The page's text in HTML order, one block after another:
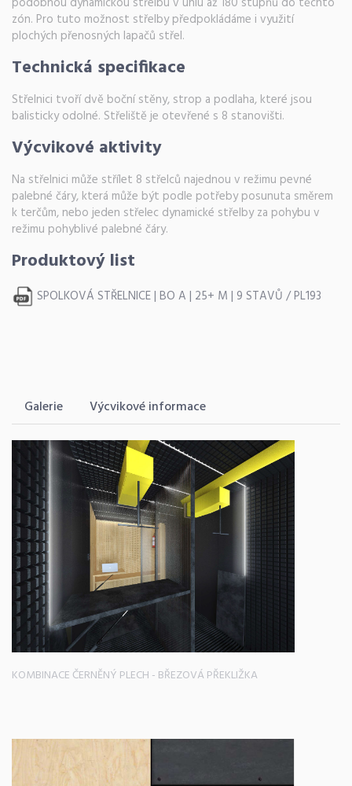
zón. Pro tuto možnost střelby předpokládáme i využití
plochých přenosných lapačů střel.
Technická specifikace
Střelnici tvoří dvě boční stěny, strop a podlaha, které jsou
balisticky odolné. Střeliště je otevřené s 8 stanovišti.
Výcvikové aktivity
Na střelnici může střílet 8 střelců najednou v režimu pevné
palebné čáry, která může být podle potřeby posunuta směrem
k terčům, nebo jeden střelec dynamické střelby za pohybu v
režimu pohyblivé palebné čáry.
Produktový list
SPOLKOVÁ STŘELNICE | BO A | 25+ M | 9 STAVŮ / PL193
Galerie Výcvikové informace
KOMBINACE ČERNĚNÝ PLECH - BŘEZOVÁ PŘEKLIŽKA